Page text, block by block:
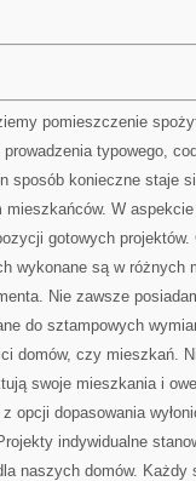
pomieszczenie
typowego,
sposób konieczne staje
W
gotowych projektów.
wykonane są w różnych
Nie zawsze
do sztampowych
domów, czy mieszkań.
swoje mieszkania i
opcji dopasowania
indywidualne
naszych domów. Każdy